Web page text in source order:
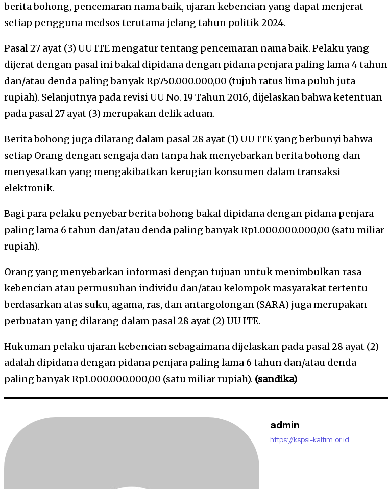
berita bohong, pencemaran nama baik, ujaran kebencian yang dapat menjerat
setiap pengguna medsos terutama jelang tahun politik 2024.
Pasal 27 ayat (3) UU ITE mengatur tentang pencemaran nama baik. Pelaku yang
dijerat dengan pasal ini bakal dipidana dengan pidana penjara paling lama 4 tahun
dan/atau denda paling banyak Rp750.000.000,00 (tujuh ratus lima puluh juta
rupiah). Selanjutnya pada revisi UU No. 19 Tahun 2016, dijelaskan bahwa ketentuan
pada pasal 27 ayat (3) merupakan delik aduan.
Berita bohong juga dilarang dalam pasal 28 ayat (1) UU ITE yang berbunyi bahwa
setiap Orang dengan sengaja dan tanpa hak menyebarkan berita bohong dan
menyesatkan yang mengakibatkan kerugian konsumen dalam transaksi
elektronik.
Bagi para pelaku penyebar berita bohong bakal dipidana dengan pidana penjara
paling lama 6 tahun dan/atau denda paling banyak Rp1.000.000.000,00 (satu miliar
rupiah).
Orang yang menyebarkan informasi dengan tujuan untuk menimbulkan rasa
kebencian atau permusuhan individu dan/atau kelompok masyarakat tertentu
berdasarkan atas suku, agama, ras, dan antargolongan (SARA) juga merupakan
perbuatan yang dilarang dalam pasal 28 ayat (2) UU ITE.
Hukuman pelaku ujaran kebencian sebagaimana dijelaskan pada pasal 28 ayat (2)
adalah dipidana dengan pidana penjara paling lama 6 tahun dan/atau denda
paling banyak Rp1.000.000.000,00 (satu miliar rupiah). (sandika)
admin
https://kspsi-kaltim.or.id